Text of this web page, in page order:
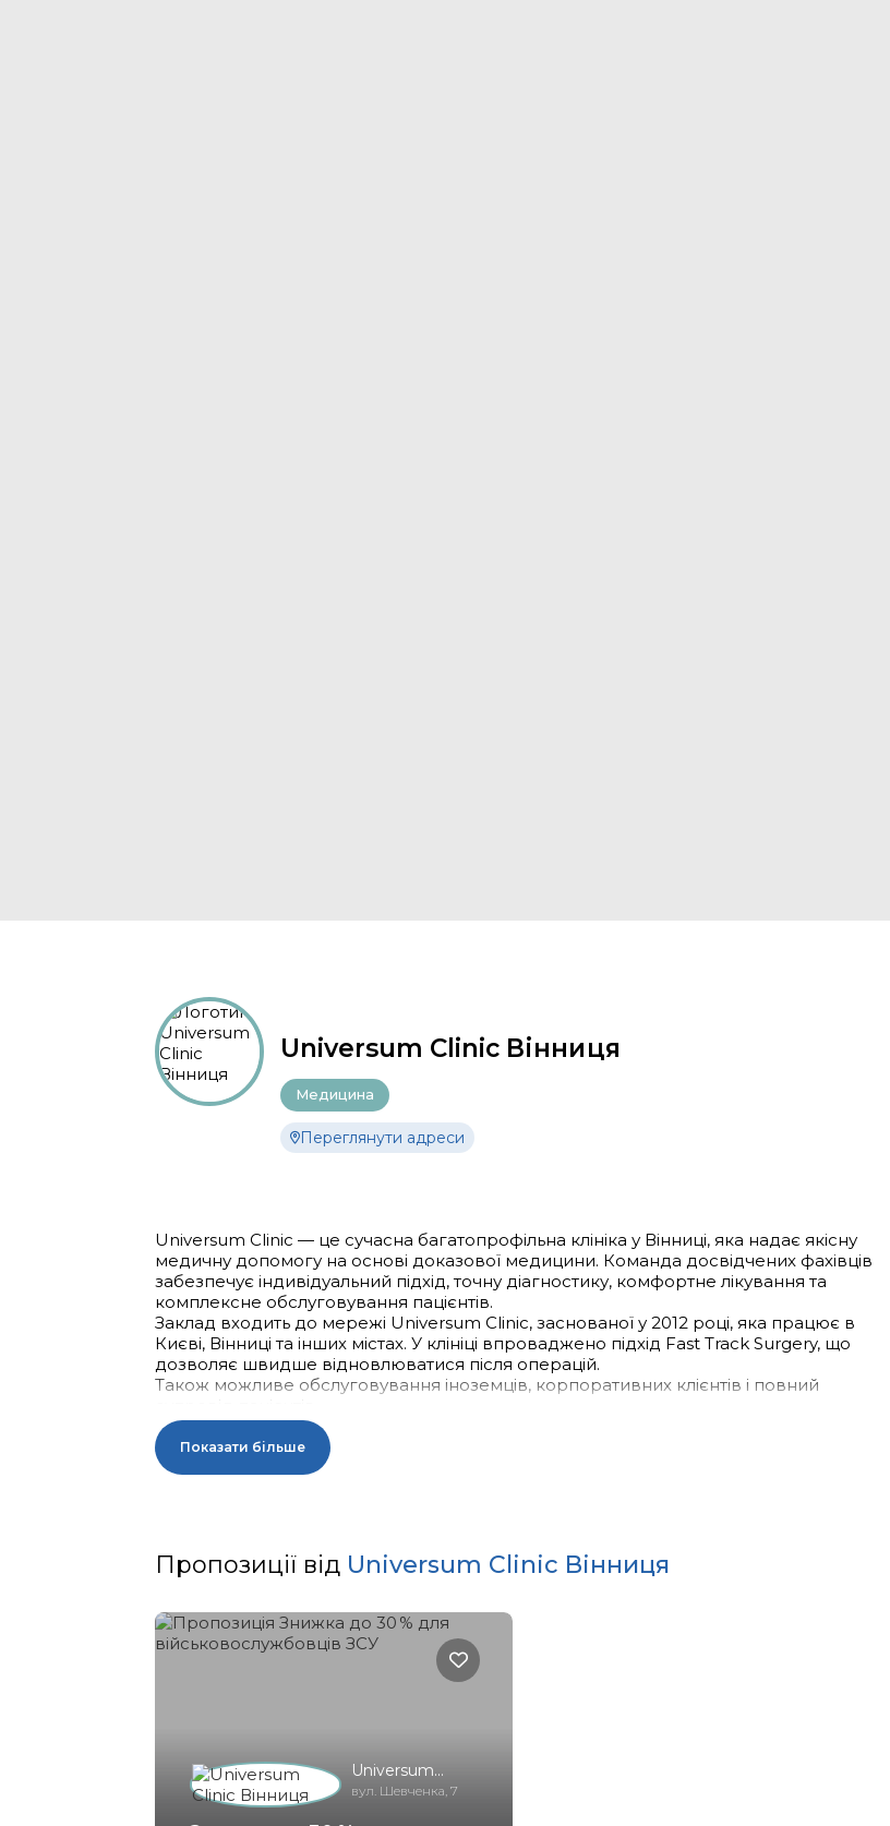
Universum Clinic Вінниця
Медицина
Переглянути адреси
Universum Clinic — це сучасна багатопрофільна клініка у Вінниці, яка надає якісну
медичну допомогу на основі доказової медицини. Команда досвідчених фахівців
забезпечує індивідуальний підхід, точну діагностику, комфортне лікування та
комплексне обслуговування пацієнтів.
Заклад входить до мережі Universum Clinic, заснованої у 2012 році, яка працює в
Києві, Вінниці та інших містах. У клініці впроваджено підхід Fast Track Surgery, що
дозволяє швидше відновлюватися після операцій.
Також можливе обслуговування іноземців, корпоративних клієнтів і повний
Показати більше
Пропозиції від Universum Clinic Вінниця
Universum
Clinic Вінниця
вул. Шевченка, 7